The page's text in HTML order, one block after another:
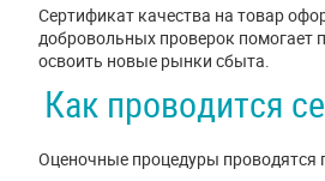
Сертификат качества на товар
добровольных проверок помогает
освоить новые рынки сбыта.
Как проводится
Оценочные процедуры